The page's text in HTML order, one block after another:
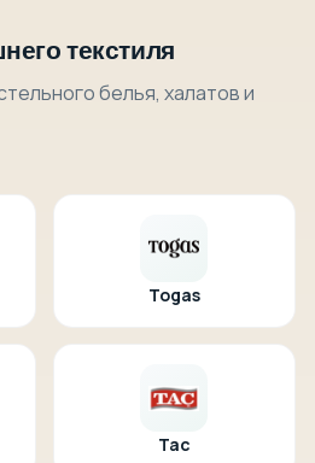
текстиля
белья, халатов и
Togas
Tac